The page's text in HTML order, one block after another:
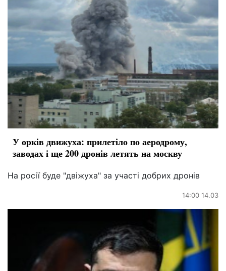
У орків движуха: прилетіло по аеродрому,
заводах і ще 200 дронів летять на москву
На росії буде "двіжуха" за участі добрих дронів
14:00 14.03